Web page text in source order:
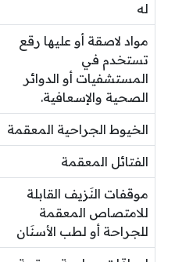
له
مواد لاصقة أو عليها رقع
تستخدم في
المستشفيات أو الدوائر
الصحية والإسعافية.
الخيوط الجراحية المعقمة
الفتائل المعقمة
موقفات النَزيف القابلة
للامتصاص المعقمة
للجراحة أو لطب الأسنَان